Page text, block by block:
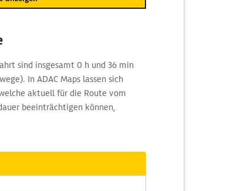
sind insgesamt 0 h und 36 min
In ADAC Maps lassen sich
aktuell für die Route vom
beeinträchtigen können,